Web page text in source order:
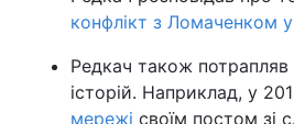
конфлікт з Ломаченком у
Редкач також потрапляв
історій. Наприклад, у
мережі своїм постом зі